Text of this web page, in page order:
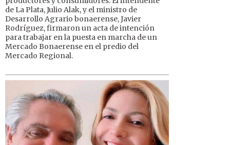
de La Plata, Julio Alak, y el ministro de
Desarrollo Agrario bonaerense, Javier
Rodríguez, firmaron un acta de intención
para trabajar en la puesta en marcha de un
Mercado Bonaerense en el predio del
Mercado Regional.